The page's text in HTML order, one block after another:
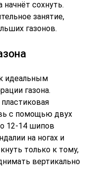
начнёт сохнуть.
занятие,
газонов.
идеальным
газона.
с помощью двух
12-14 шипов
на ногах и
только к тому,
вертикально